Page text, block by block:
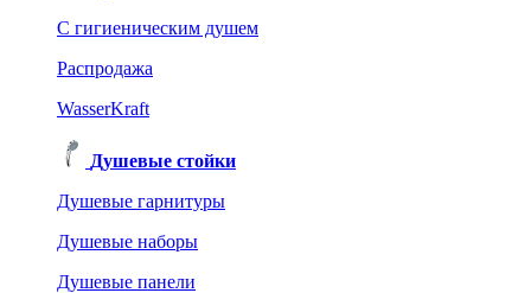
C гигиеническим душем
Распродажа
WasserKraft
Душевые стойки
Душевые гарнитуры
Душевые наборы
Душевые панели